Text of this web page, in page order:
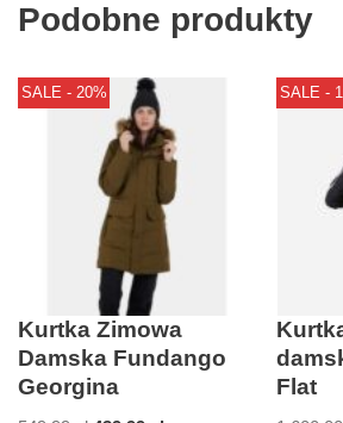
Podobne produkty
SALE - 20%
Kurtka Zimowa
Damska Fundango
Georgina
SALE -
Flat